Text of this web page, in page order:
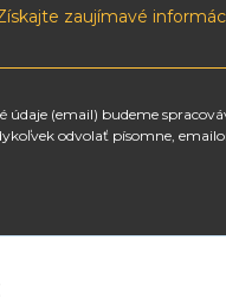
zaujímavé
údaje (email) budeme
odvolať písomne,